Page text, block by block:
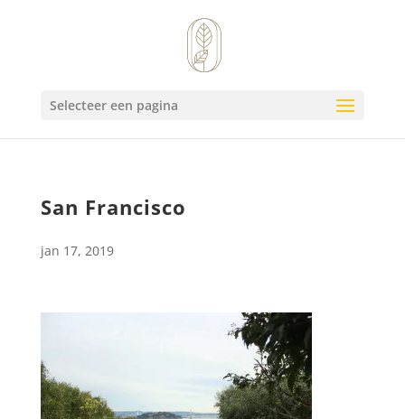
Selecteer een pagina
San Francisco
jan 17, 2019